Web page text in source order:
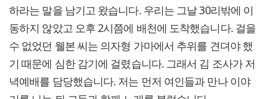
하라는 말을 남기고 왔습니다. 우리는 그날 30리밖에 이
동하지 않았고 오후 2시쯤에 배천에 도착했습니다. 걸을
수 없었던 웰본 씨는 의자형 가마에서 추위를 견뎌야 했
기 때문에 심한 감기에 걸렸습니다. 그래서 김 조사가 저
녁예배를 담당했습니다. 저는 먼저 여인들과 만나 이야